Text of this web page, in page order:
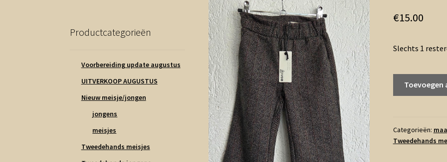
€15.00
Slechts 1
wide
nieuw
Toevoegen
Categorieën:
Tweedehands
Productcategorieën
Voorbereiding update augustus
UITVERKOOP AUGUSTUS
Nieuw meisje/jongen
jongens
meisjes
Tweedehands meisjes